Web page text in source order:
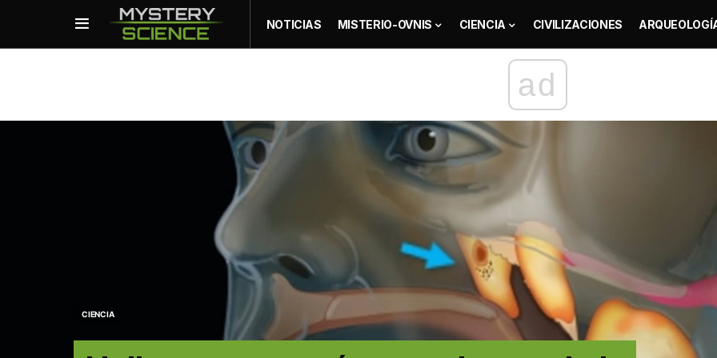
NOTICIAS MISTERIO-OVNIS CIENCIA CIVILIZACIONES
ad
CIENCIA